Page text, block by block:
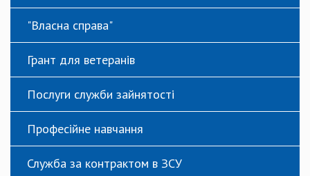
"Власна справа"
Грант для ветеранів
Послуги служби зайнятості
Професійне навчання
Служба за контрактом в ЗСУ